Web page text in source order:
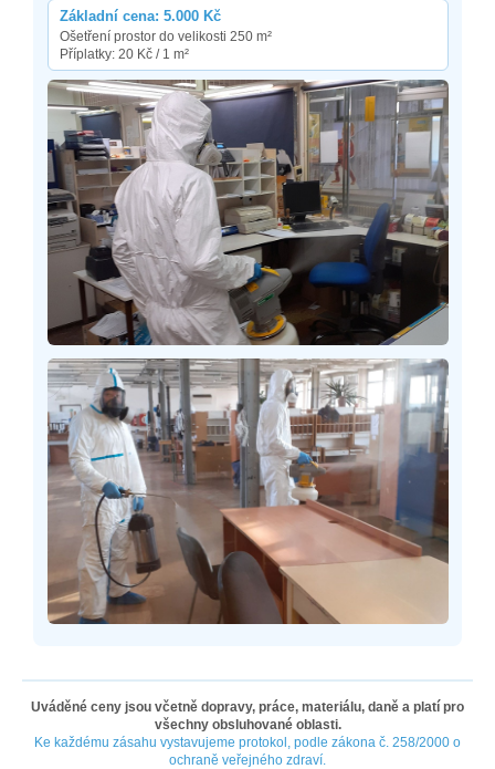
Základní cena: 5.000 Kč
Ošetření prostor do velikosti 250 m²
Příplatky: 20 Kč / 1 m²
Uváděné ceny jsou včetně dopravy, práce, materiálu, daně a platí pro
všechny obsluhované oblasti.
Ke každému zásahu vystavujeme protokol, podle zákona č. 258/2000 o
ochraně veřejného zdraví.